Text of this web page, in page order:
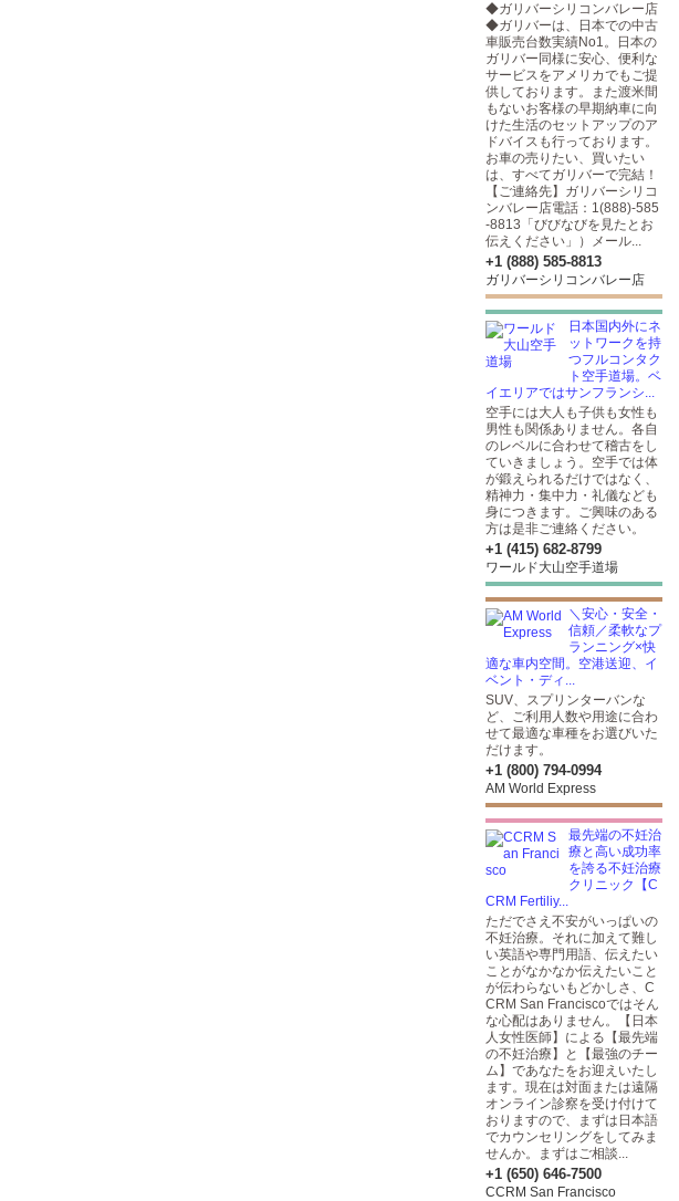
◆ガリバーシリコンバレー店
◆ガリバーは、日本での中古
車販売台数実績No1。日本の
ガリバー同様に安心、便利な
サービスをアメリカでもご提
供しております。また渡米間
もないお客様の早期納車に向
けた生活のセットアップのア
ドバイスも行っております。
お車の売りたい、買いたい
は、すべてガリバーで完結！
【ご連絡先】ガリバーシリコ
ンバレー店電話：1(888)-585
-8813「びびなびを見たとお
伝えください」）メール...
+1 (888) 585-8813
ガリバーシリコンバレー店
日本国内外にネ
ットワークを持
つフルコンタク
ト空手道場。ベ
イエリアではサンフランシ...
空手には大人も子供も女性も
男性も関係ありません。各自
のレベルに合わせて稽古をし
ていきましょう。空手では体
が鍛えられるだけではなく、
精神力・集中力・礼儀なども
身につきます。ご興味のある
方は是非ご連絡ください。
+1 (415) 682-8799
ワールド大山空手道場
＼安心・安全・
信頼／柔軟なプ
ランニング×快
適な車内空間。空港送迎、イ
ベント・ディ...
SUV、スプリンターバンな
ど、ご利用人数や用途に合わ
せて最適な車種をお選びいた
だけます。
+1 (800) 794-0994
AM World Express
最先端の不妊治
療と高い成功率
を誇る不妊治療
クリニック【C
CRM Fertiliy...
ただでさえ不安がいっぱいの
不妊治療。それに加えて難し
い英語や専門用語、伝えたい
ことがなかなか伝えたいこと
が伝わらないもどかしさ、C
CRM San Franciscoではそん
な心配はありません。【日本
人女性医師】による【最先端
の不妊治療】と【最強のチー
ム】であなたをお迎えいたし
ます。現在は対面または遠隔
オンライン診察を受け付けて
おりますので、まずは日本語
でカウンセリングをしてみま
せんか。まずはご相談...
+1 (650) 646-7500
CCRM San Francisco